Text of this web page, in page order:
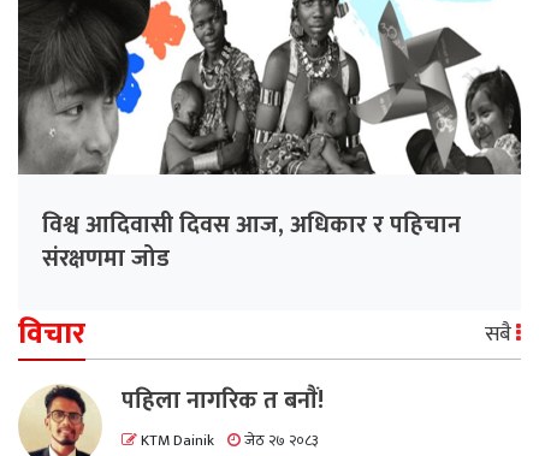
विश्व आदिवासी दिवस आज, अधिकार र पहिचान
संरक्षणमा जोड
विचार सबै
पहिला नागरिक त बनाैं!
KTM Dainik जेठ २७ २०८३